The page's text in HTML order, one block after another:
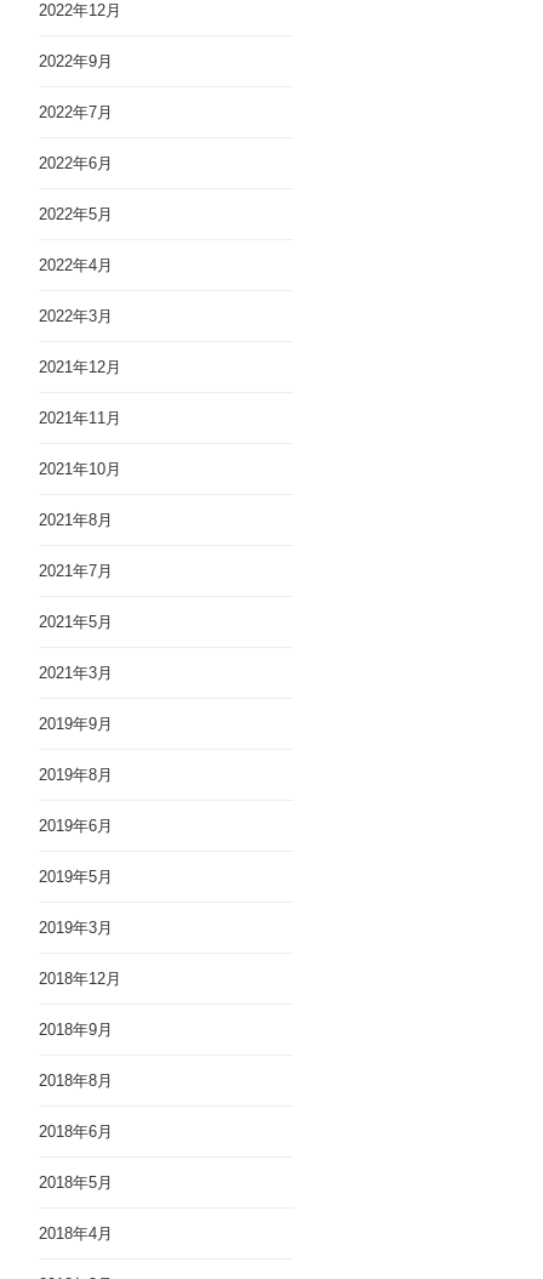
2022年12月
2022年9月
2022年7月
2022年6月
2022年5月
2022年4月
2022年3月
2021年12月
2021年11月
2021年10月
2021年8月
2021年7月
2021年5月
2021年3月
2019年9月
2019年8月
2019年6月
2019年5月
2019年3月
2018年12月
2018年9月
2018年8月
2018年6月
2018年5月
2018年4月